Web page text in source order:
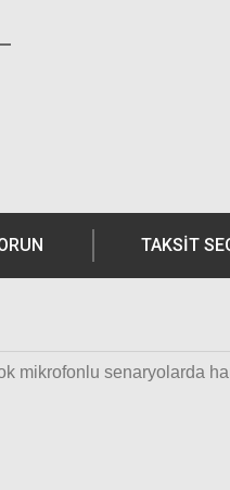
TAKSIT
senaryolarda